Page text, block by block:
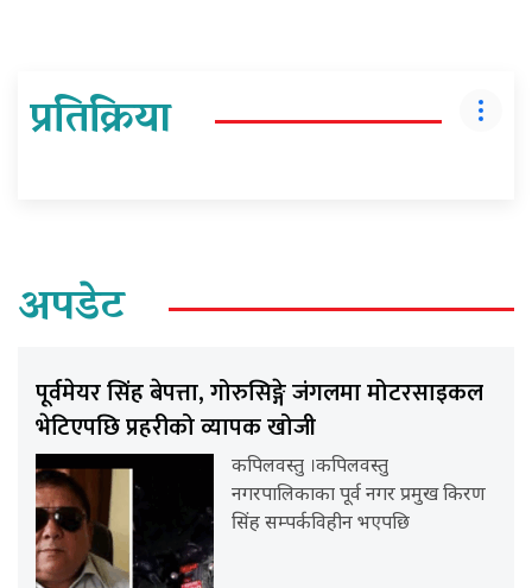
प्रतिक्रिया
अपडेट
पूर्वमेयर सिंह बेपत्ता, गोरुसिङ्गे जंगलमा मोटरसाइकल
भेटिएपछि प्रहरीको व्यापक खोजी
कपिलवस्तु ।कपिलवस्तु
नगरपालिकाका पूर्व नगर प्रमुख किरण
सिंह सम्पर्कविहीन भएपछि